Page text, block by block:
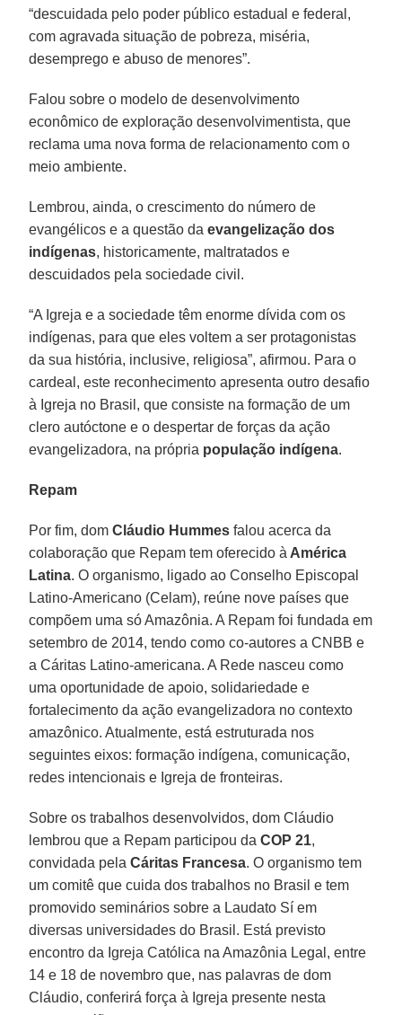
“descuidada pelo poder público estadual e federal,
com agravada situação de pobreza, miséria,
desemprego e abuso de menores”.
Falou sobre o modelo de desenvolvimento
econômico de exploração desenvolvimentista, que
reclama uma nova forma de relacionamento com o
meio ambiente.
Lembrou, ainda, o crescimento do número de
evangélicos e a questão daevangelização dos
indígenas, historicamente, maltratados e
descuidados pela sociedade civil.
“A Igreja e a sociedade têm enorme dívida com os
indígenas, para que eles voltem a ser protagonistas
da sua história, inclusive, religiosa”, afirmou. Para o
cardeal, este reconhecimento apresenta outro desafio
à Igreja no Brasil, que consiste na formação de um
clero autóctone e o despertar de forças da ação
evangelizadora, na própria população indígena.
Repam
Por fim, dom Cláudio Hummes falou acerca da
colaboração que Repam tem oferecido à América
Latina. O organismo, ligado ao Conselho Episcopal
Latino-Americano (Celam), reúne nove países que
compõem uma só Amazônia. A Repam foi fundada em
setembro de 2014, tendo como co-autores a CNBB e
a Cáritas Latino-americana. A Rede nasceu como
uma oportunidade de apoio, solidariedade e
fortalecimento da ação evangelizadora no contexto
amazônico. Atualmente, está estruturada nos
seguintes eixos: formação indígena, comunicação,
redes intencionais e Igreja de fronteiras.
Sobre os trabalhos desenvolvidos, dom Cláudio
lembrou que a Repam participou daCOP 21,
convidada pelaCáritas Francesa. O organismo tem
um comitê que cuida dos trabalhos no Brasil e tem
promovido seminários sobre a Laudato Sí em
diversas universidades do Brasil. Está previsto
encontro da Igreja Católica na Amazônia Legal, entre
14 e 18 de novembro que, nas palavras de dom
Cláudio, conferirá força à Igreja presente nesta